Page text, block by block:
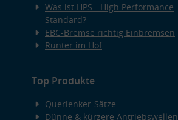
Was ist HPS - High Performance
Standard?
EBC-Bremse richtig Einbremsen
Runter im Hof
Top Produkte
Querlenker-Sätze
Dünne & kürzere Antriebswellen